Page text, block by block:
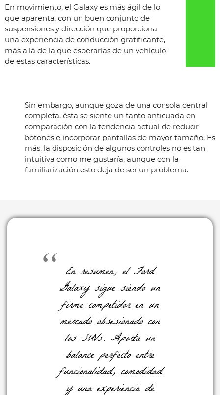
En movimiento, el Galaxy es más ágil de lo
que aparenta, con un buen conjunto de
suspensiones y dirección que proporciona
una experiencia de conducción gratificante,
más allá de la que esperarías de un vehículo
de estas características.
Sin embargo, aunque goza de una consola central
completa, ésta se siente un tanto anticuada en
comparación con la tendencia actual de reducir
botones e incorporar pantallas de mayor tamaño. Es
más, la disposición de algunos controles no es tan
intuitiva como me gustaría, aunque con la
familiarización esto deja de ser un problema.
En resumen, elFord
Galaxysigue siendo un
firme competidor en un
mercado obsesionado con
los SUVs. Aporta un
balance perfecto entre
funcionalidad, comodidad
y una experiencia de